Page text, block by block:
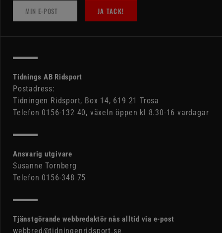
JA TACK!
Tidnings AB Ridsport
Postadress:
Tidningen Ridsport, Box 14, 619 21 Trosa
Telefon 0156-132 40, växeln öppen kl 8.30-16 vardagar
Ansvarig utgivare
Susanne Tornberg
Telefon 0156-348 75
Tjänstgörande webbredaktör nås alltid via e-post
webbred@tidningenridsport.se